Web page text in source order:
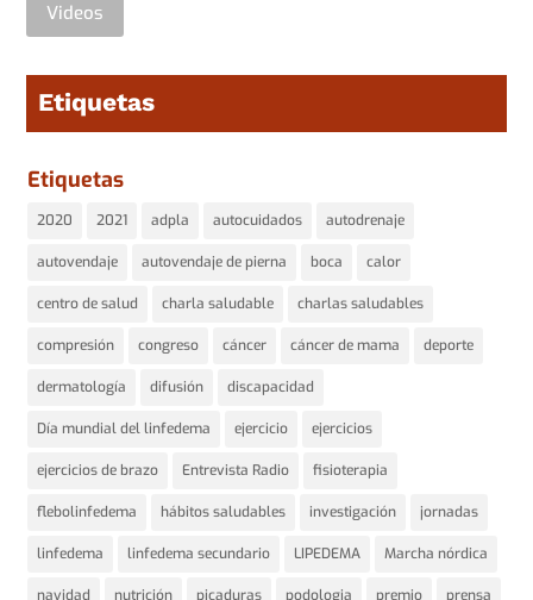
Videos
Etiquetas
Etiquetas
2020 2021 adpla autocuidados autodrenaje
autovendaje autovendaje de pierna boca calor
centro de salud charla saludable charlas saludables
compresión congreso cáncer cáncer de mama deporte
dermatología difusión discapacidad
Día mundial del linfedema ejercicio ejercicios
ejercicios de brazo Entrevista Radio fisioterapia
flebolinfedema hábitos saludables investigación jornadas
linfedema linfedema secundario LIPEDEMA Marcha nórdica
navidad nutrición picaduras podologia premio prensa